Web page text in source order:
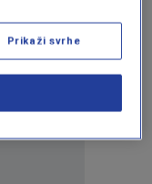
Shiffrin u
0
Prikaži svrhe